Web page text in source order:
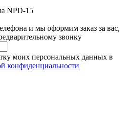
NPD-15
и мы оформим заказ за вас,
звонку
моих персональных данных в
конфиденциальности